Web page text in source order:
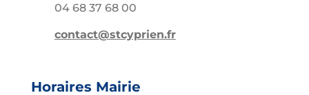
04 68 37 68 00
contact@stcyprien.fr
Horaires Mairie